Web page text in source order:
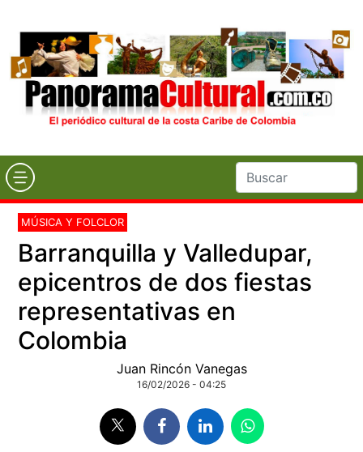
MÚSICA Y FOLCLOR
Barranquilla y Valledupar,
epicentros de dos fiestas
representativas en
Colombia
Juan Rincón Vanegas
16/02/2026 - 04:25